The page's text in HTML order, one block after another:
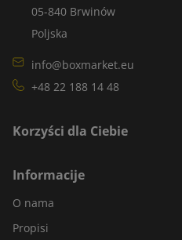
05-840 Brwinów
Poljska
info@boxmarket.eu
+48 22 188 14 48
Korzyści dla Ciebie
Informacije
O nama
Propisi